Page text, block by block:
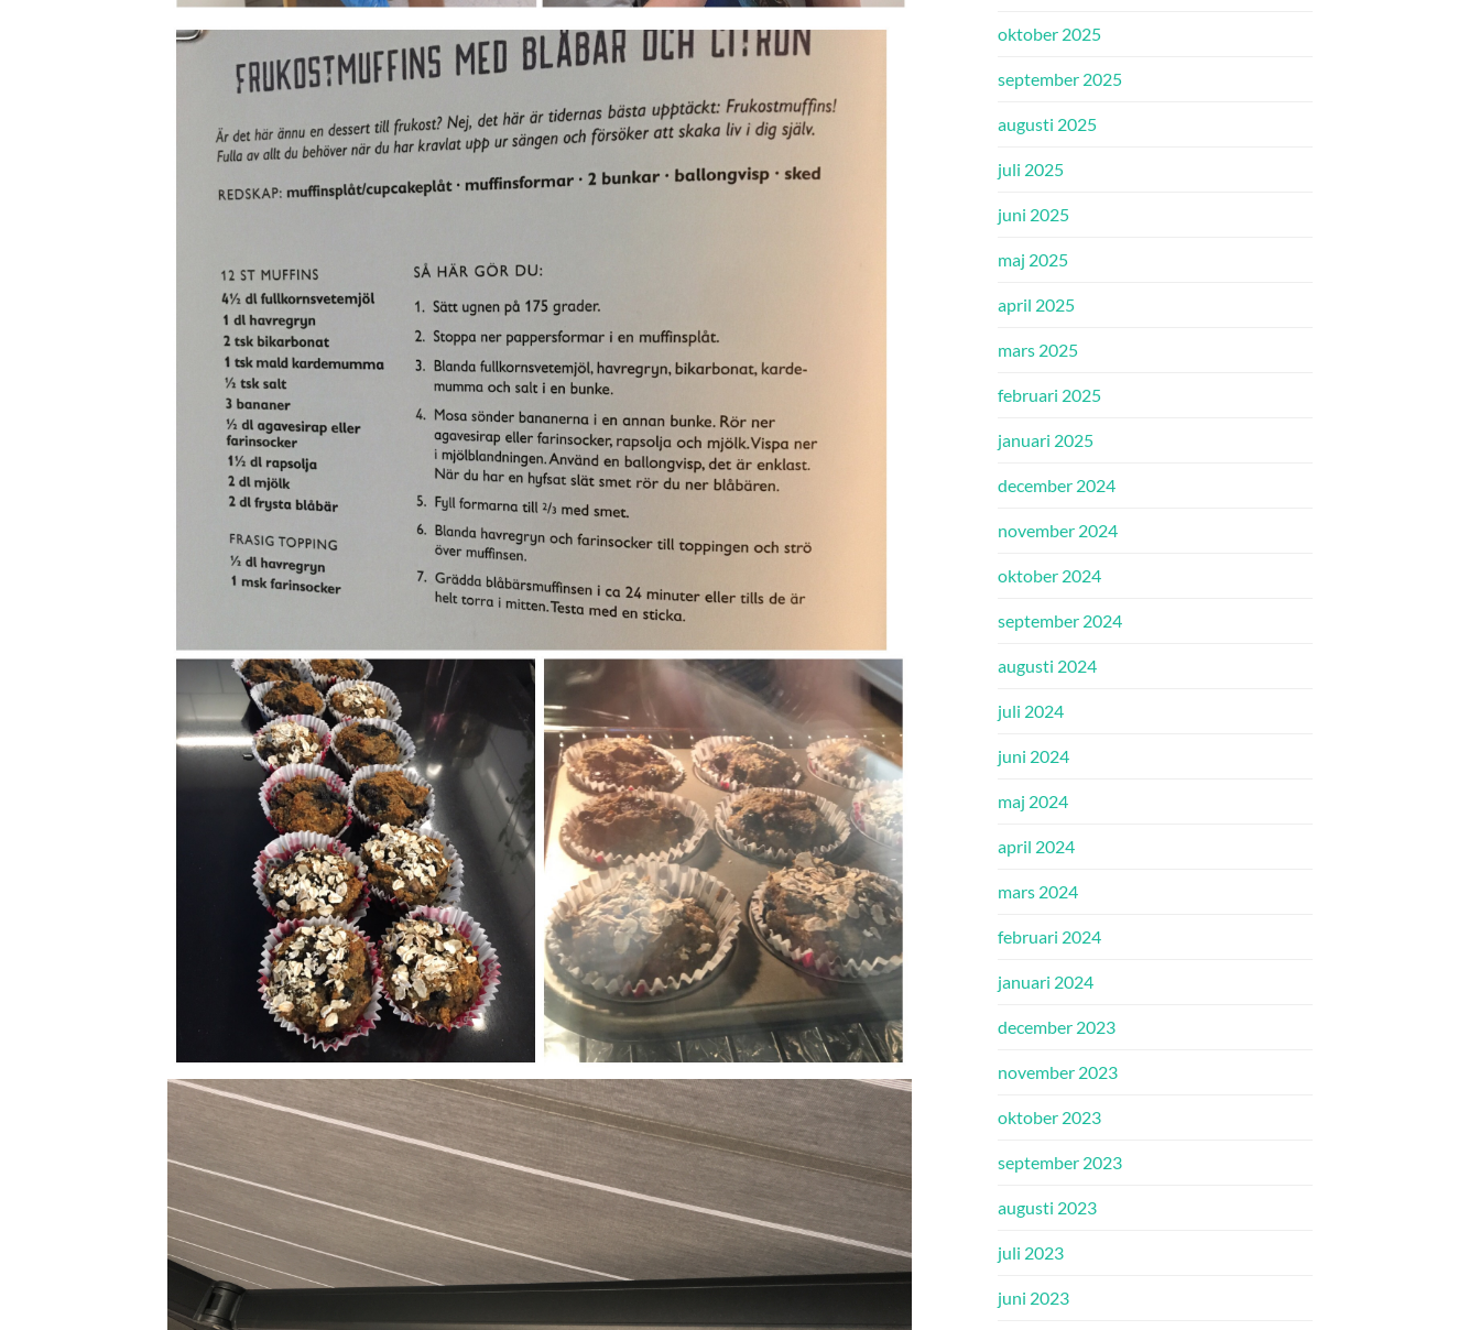
oktober 2025
september 2025
augusti 2025
juli 2025
juni 2025
maj 2025
april 2025
mars 2025
februari 2025
januari 2025
december 2024
november 2024
oktober 2024
september 2024
augusti 2024
juli 2024
juni 2024
maj 2024
april 2024
mars 2024
februari 2024
januari 2024
december 2023
november 2023
oktober 2023
september 2023
augusti 2023
juli 2023
juni 2023